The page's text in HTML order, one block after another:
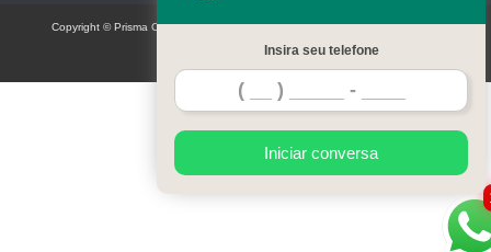
Insira seu telefone
Iniciar conversa
Copyright © Prisma Comunicação visual e eventos (Lei 9610 de 19/02/1998)